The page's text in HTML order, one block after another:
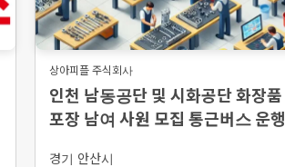
상아피플 주식회사
인천 남동공단 및 시화공단 화장품
포장 남여 사원 모집 통근버스 운행
경기 안산시